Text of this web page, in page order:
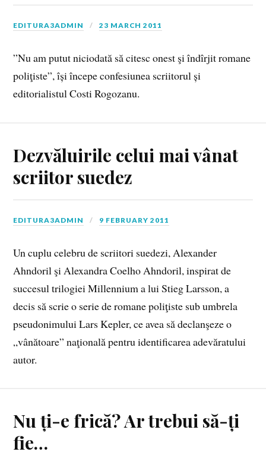
EDITURA3ADMIN 23 MARCH 2011
”Nu am putut niciodată să citesc onest şi îndîrjit romane
poliţiste”, își începe confesiunea scriitorul și
editorialistul Costi Rogozanu.
Dezvăluirile celui mai vânat
scriitor suedez
EDITURA3ADMIN 9 FEBRUARY 2011
Un cuplu celebru de scriitori suedezi, Alexander
Ahndoril şi Alexandra Coelho Ahndoril, inspirat de
succesul trilogiei Millennium a lui Stieg Larsson, a
decis să scrie o serie de romane poliţiste sub umbrela
pseudonimului Lars Kepler, ce avea să declanşeze o
„vânătoare” naţională pentru identificarea adevăratului
autor.
Nu ți-e frică? Ar trebui să-ți
fie…